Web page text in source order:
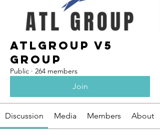
ATLGroup v5
Group
Public · 264 members
Join
Discussion Media Members About